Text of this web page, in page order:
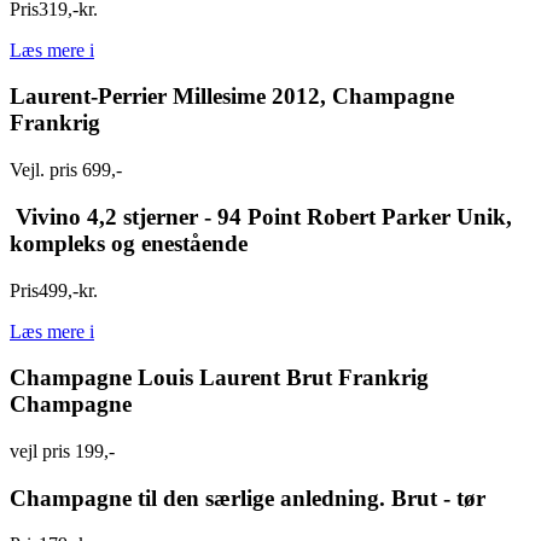
Pris319,-kr.
Læs mere i
Laurent-Perrier Millesime 2012, Champagne
Frankrig
Vejl. pris 699,-
Vivino 4,2 stjerner - 94 Point Robert Parker Unik,
kompleks og enestående
Pris499,-kr.
Læs mere i
Champagne Louis Laurent Brut Frankrig
Champagne
vejl pris 199,-
Champagne til den særlige anledning. Brut - tør